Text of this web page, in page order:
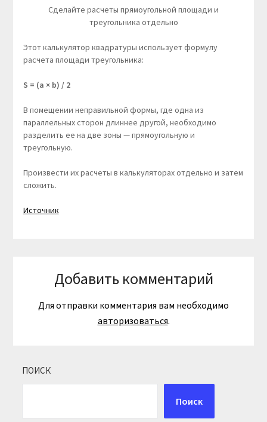
Сделайте расчеты прямоугольной площади и
треугольника отдельно
Этот калькулятор квадратуры использует формулу
расчета площади треугольника:
S = (a × b) / 2
В помещении неправильной формы, где одна из
параллельных сторон длиннее другой, необходимо
разделить ее на две зоны — прямоугольную и
треугольную.
Произвести их расчеты в калькуляторах отдельно и затем
сложить.
Источник
Добавить комментарий
Для отправки комментария вам необходимо
авторизоваться.
ПОИСК
Поиск